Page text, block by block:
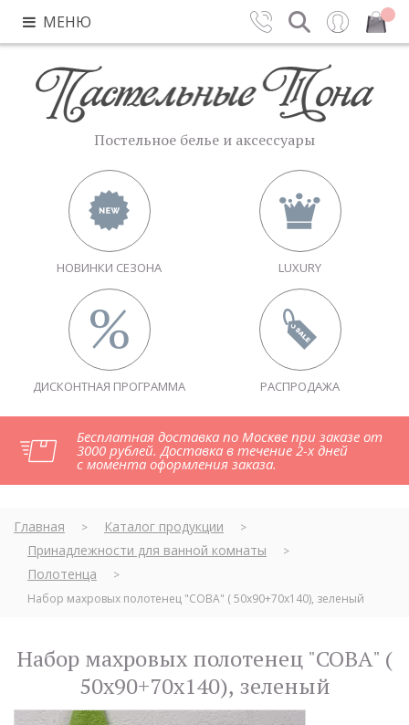
МЕНЮ Вход Закрыть
Постельное белье и аксессуары
НОВИНКИ СЕЗОНА LUXURY
ДИСКОНТНАЯ ПРОГРАММА РАСПРОДАЖА
Бесплатная доставка по Москве при заказе от
3000 рублей. Доставка в течение 2-х дней
с момента оформления заказа.
Главная > Каталог продукции >
Принадлежности для ванной комнаты >
Полотенца
>
Набор махровых полотенец "СОВА" ( 50х90+70х140), зеленый
Набор махровых полотенец "СОВА" (
50х90+70х140), зеленый